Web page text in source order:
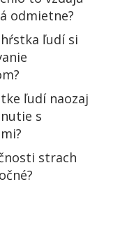
odmietne?
ľudí si
ľudí naozaj
s
strach